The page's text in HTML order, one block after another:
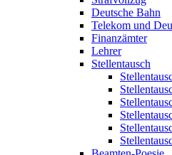
Deutsche Bahn
Telekom und
Finanzämter
Lehrer
Stellentausch